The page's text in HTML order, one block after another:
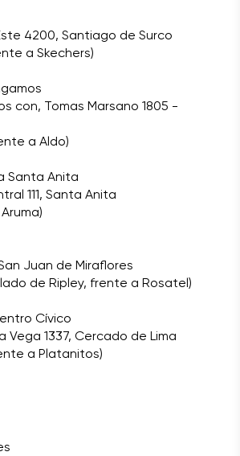
4200, Santiago de Surco
a Skechers)
con, Tomas Marsano 1805 -
a Aldo)
Santa Anita
111, Santa Anita
Juan de Miraflores
de Ripley, frente a Rosatel)
Cívico
Vega 1337, Cercado de Lima
a Platanitos)